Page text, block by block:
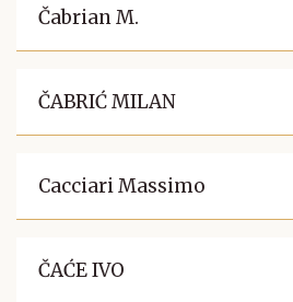
Čabrian M.
ČABRIĆ MILAN
Cacciari Massimo
ČAĆE IVO